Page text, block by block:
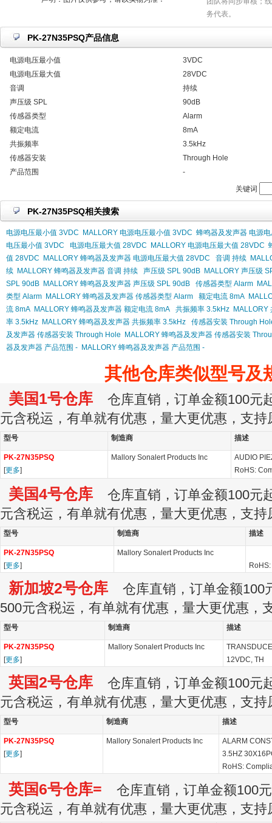
务代表。
PK-27N35PSQ产品信息
电源电压最小值
3VDC
电源电压最大值
28VDC
音调
持续
声压级 SPL
90dB
传感器类型
Alarm
额定电流
8mA
共振频率
3.5kHz
传感器安装
Through Hole
产品范围
-
关键词
PK-27N35PSQ相关搜索
电源电压最小值 3VDC MALLORY 电源电压最小值 3VDC 蜂鸣器及发声器 电源
电压最小值 3VDC
电源电压最大值 28VDC MALLORY 电源电压最大值 28VDC
值 28VDC
MALLORY 蜂鸣器及发声器 电源电压最大值 28VDC 音调 持续
续 MALLORY 蜂鸣器及发声器 音调 持续 声压级 SPL 90dB MALLORY 声压级
SPL 90dB MALLORY 蜂鸣器及发声器 声压级 SPL 90dB 传感器类型 Alarm
类型 Alarm MALLORY 蜂鸣器及发声器 传感器类型 Alarm 额定电流 8mA
流 8mA MALLORY 蜂鸣器及发声器 额定电流 8mA 共振频率 3.5kHz MALLORY
率 3.5kHz MALLORY 蜂鸣器及发声器 共振频率 3.5kHz
传感器安装 Through
及发声器 传感器安装 Through Hole
MALLORY 蜂鸣器及发声器 传感器安装
器及发声器 产品范围 - MALLORY 蜂鸣器及发声器 产品范围 -
其他仓库类似型号及
美国1号仓库 仓库直销，订单金额100元
元含税运，有单就有优惠，量大更优惠，支持
型号 制造商 描述
PK-27N35PSQ
[更多]
Mallory Sonalert Products Inc
AUDIO
RoHS:
美国4号仓库 仓库直销，订单金额100元
元含税运，有单就有优惠，量大更优惠，支持
型号 制造商 描述
PK-27N35PSQ
[更多]
Mallory Sonalert Products Inc
新加坡2号仓库 仓库直销，订单金额100
500元含税运，有单就有优惠，量大更优惠，
型号 制造商 描述
PK-27N35PSQ
[更多]
Mallory Sonalert Products Inc
12VDC, TH
英国2号仓库 仓库直销，订单金额100元
元含税运，有单就有优惠，量大更优惠，支持
型号 制造商 描述
PK-27N35PSQ
[更多]
Mallory Sonalert Products Inc
ALARM
3.5HZ
RoHS:
英国6号仓库= 仓库直销，订单金额100
元含税运，有单就有优惠，量大更优惠，支持